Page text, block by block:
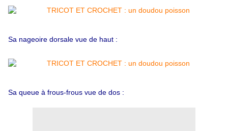
Sa nageoire dorsale vue de haut :
Sa queue à frous-frous vue de dos :